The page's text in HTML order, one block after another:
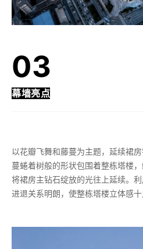
03
幕墙亮点
以花瓣飞舞和藤蔓为主题，延续裙
蔓蜷着树般的形状包围着整栋塔楼
将裙房主钻石绽放的光往上延续。
进退关系明朗，使整栋塔楼立体感十